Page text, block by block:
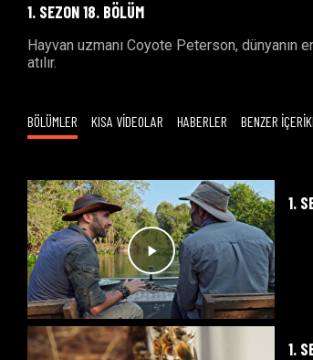
1. SEZON 18. BÖLÜM
Hayvan uzmanı Coyote Peterson, dünyanın
atılır.
BÖLÜMLER KISA VİDEOLAR HABERLER BENZER
1.
1.